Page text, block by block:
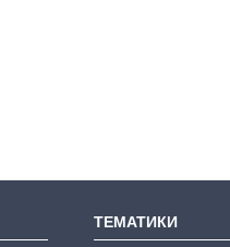
ТЕМАТИКИ